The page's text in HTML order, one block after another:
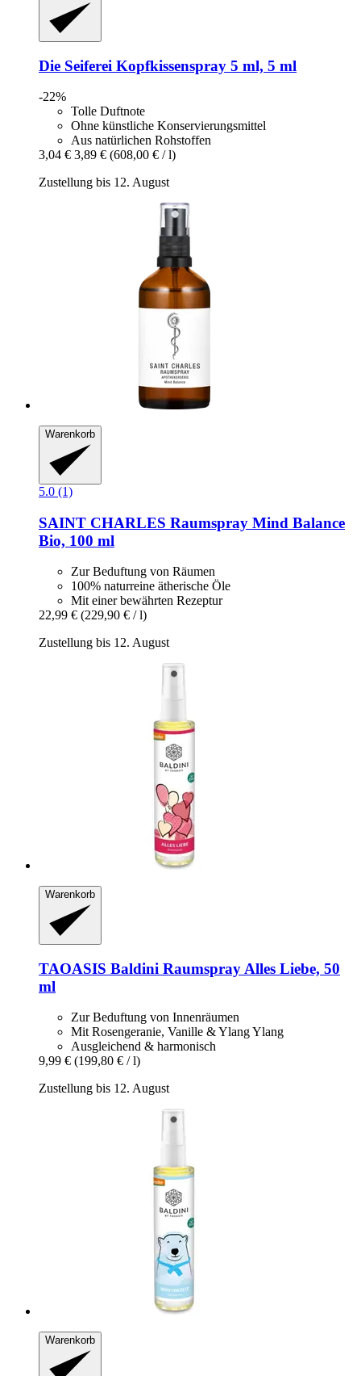
Die Seiferei Kopfkissenspray 5 ml, 5 ml
-22%
Tolle Duftnote
Ohne künstliche Konservierungsmittel
Aus natürlichen Rohstoffen
3,04 € 3,89 € (608,00 € / l)
Zustellung bis 12. August
Warenkorb
5.0 (1)
SAINT CHARLES Raumspray Mind Balance
Bio, 100 ml
Zur Beduftung von Räumen
100% naturreine ätherische Öle
Mit einer bewährten Rezeptur
22,99 € (229,90 € / l)
Zustellung bis 12. August
Warenkorb
TAOASIS Baldini Raumspray Alles Liebe, 50
ml
Zur Beduftung von Innenräumen
Mit Rosengeranie, Vanille & Ylang Ylang
Ausgleichend & harmonisch
9,99 € (199,80 € / l)
Zustellung bis 12. August
Warenkorb